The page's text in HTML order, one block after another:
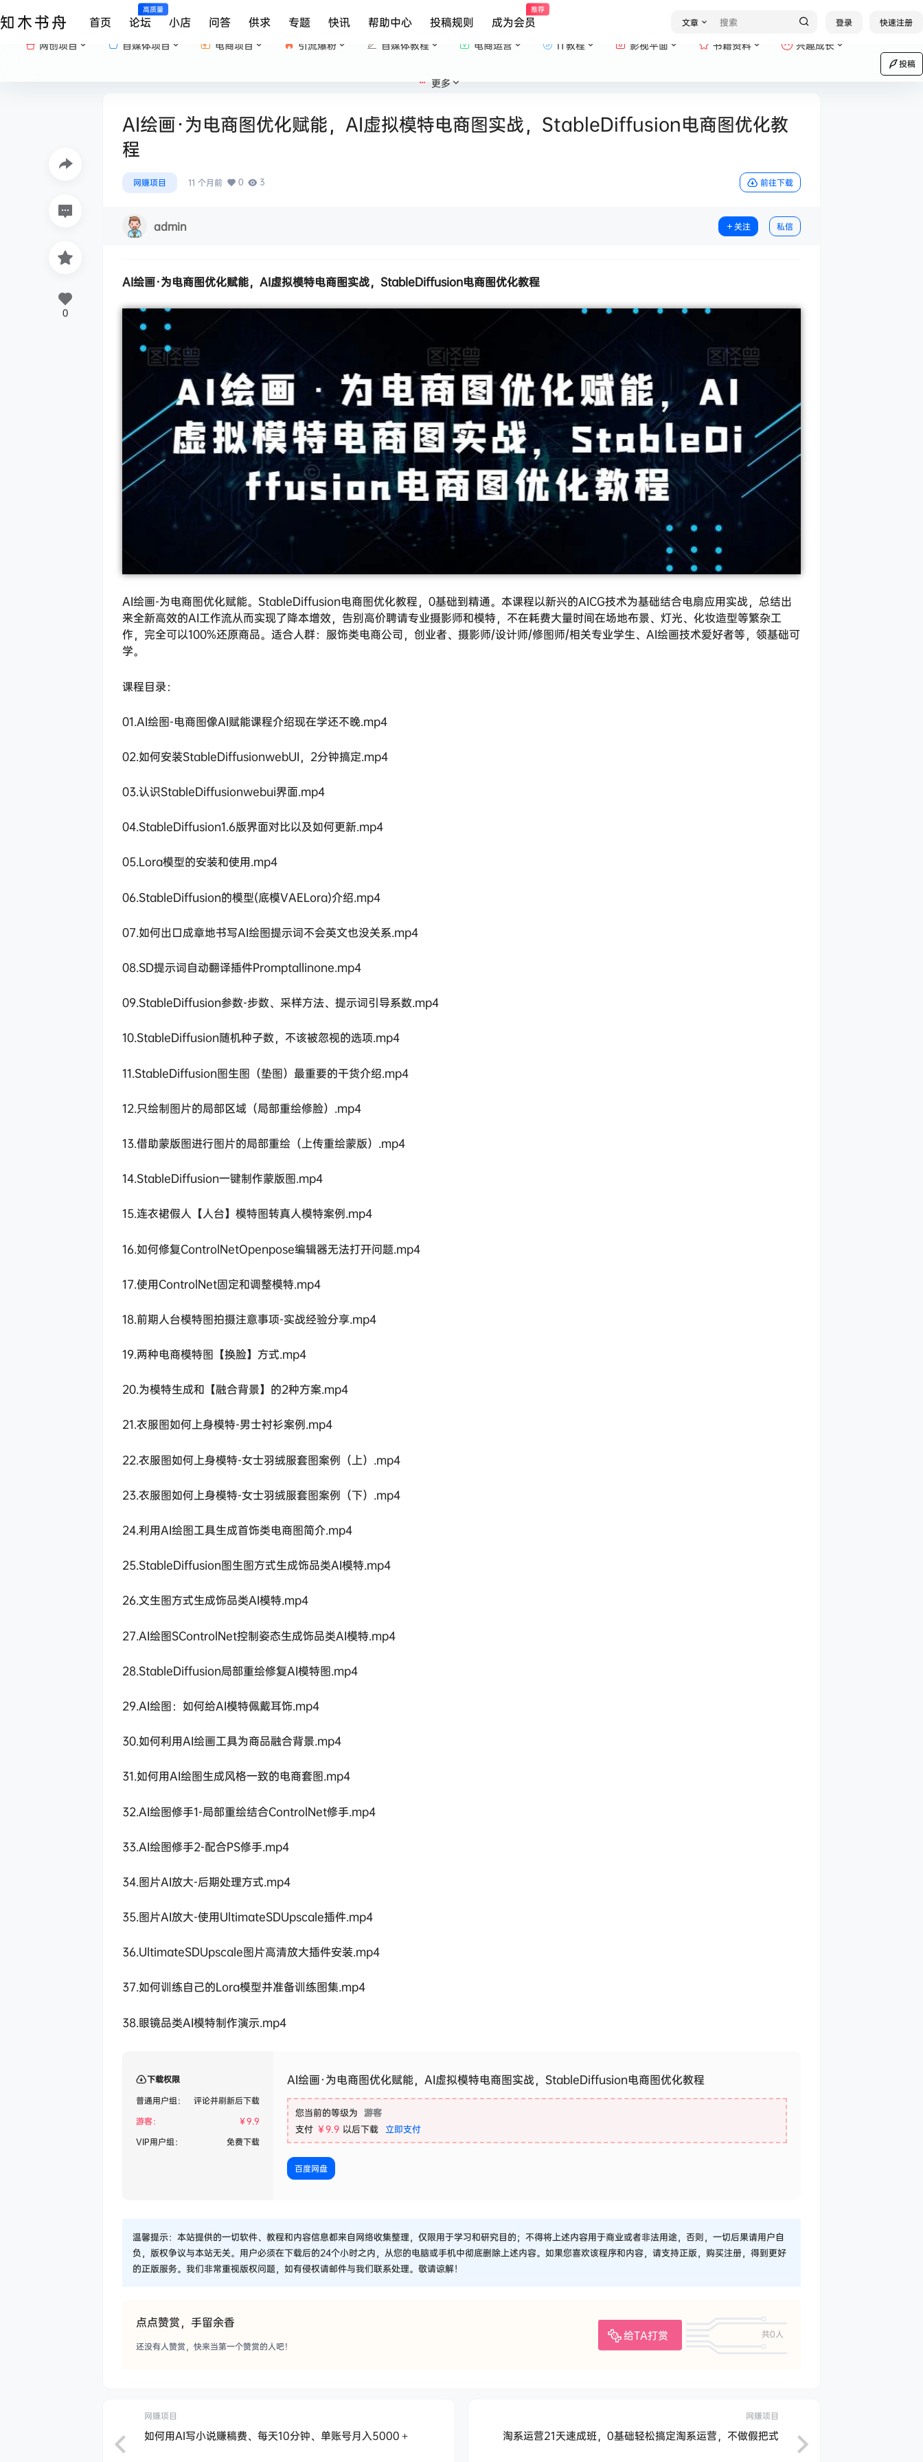
知木书舟 首页
高质量
论坛 小店 问答 供求 专题 快讯 帮助中心 投稿规则
推荐
成为会员 文章 登录 快速注册
网创项目 自媒体项目 电商项目 引流爆粉 自媒体教程 电商运营 IT教程 影视平面 书籍资料 兴趣成长
更多
投稿
AI绘画·为电商图优化赋能，AI虚拟模特电商图实战，StableDiffusion电商图优化教
程
网赚项目 11 个月前 0 3 前往下载
admin 关注 私信
AI绘画·为电商图优化赋能，AI虚拟模特电商图实战，StableDiffusion电商图优化教程
AI绘画-为电商图优化赋能。StableDiffusion电商图优化教程，0基础到精通。本课程以新兴的AICG技术为基础结合电扇应用实战，总结出
来全新高效的AI工作流从而实现了降本增效，告别高价聘请专业摄影师和模特，不在耗费大量时间在场地布景、灯光、化妆造型等繁杂工
作，完全可以100%还原商品。适合人群：服饰类电商公司，创业者、摄影师/设计师/修图师/相关专业学生、AI绘画技术爱好者等，领基础可
学。
课程目录：
01.AI绘图-电商图像AI赋能课程介绍现在学还不晚.mp4
02.如何安装StableDiffusionwebUI，2分钟搞定.mp4
03.认识StableDiffusionwebui界面.mp4
04.StableDiffusion1.6版界面对比以及如何更新.mp4
05.Lora模型的安装和使用.mp4
06.StableDiffusion的模型(底模VAELora)介绍.mp4
07.如何出口成章地书写AI绘图提示词不会英文也没关系.mp4
08.SD提示词自动翻译插件Promptallinone.mp4
09.StableDiffusion参数-步数、采样方法、提示词引导系数.mp4
10.StableDiffusion随机种子数，不该被忽视的选项.mp4
11.StableDiffusion图生图（垫图）最重要的干货介绍.mp4
12.只绘制图片的局部区域（局部重绘修脸）.mp4
13.借助蒙版图进行图片的局部重绘（上传重绘蒙版）.mp4
14.StableDiffusion一键制作蒙版图.mp4
15.连衣裙假人【人台】模特图转真人模特案例.mp4
16.如何修复ControlNetOpenpose编辑器无法打开问题.mp4
17.使用ControlNet固定和调整模特.mp4
18.前期人台模特图拍摄注意事项-实战经验分享.mp4
19.两种电商模特图【换脸】方式.mp4
20.为模特生成和【融合背景】的2种方案.mp4
21.衣服图如何上身模特-男士衬衫案例.mp4
22.衣服图如何上身模特-女士羽绒服套图案例（上）.mp4
23.衣服图如何上身模特-女士羽绒服套图案例（下）.mp4
24.利用AI绘图工具生成首饰类电商图简介.mp4
25.StableDiffusion图生图方式生成饰品类AI模特.mp4
26.文生图方式生成饰品类AI模特.mp4
27.AI绘图SControlNet控制姿态生成饰品类AI模特.mp4
28.StableDiffusion局部重绘修复AI模特图.mp4
29.AI绘图：如何给AI模特佩戴耳饰.mp4
30.如何利用AI绘画工具为商品融合背景.mp4
31.如何用AI绘图生成风格一致的电商套图.mp4
32.AI绘图修手1-局部重绘结合ControlNet修手.mp4
33.AI绘图修手2-配合PS修手.mp4
34.图片AI放大-后期处理方式.mp4
35.图片AI放大-使用UltimateSDUpscale插件.mp4
36.UltimateSDUpscale图片高清放大插件安装.mp4
37.如何训练自己的Lora模型并准备训练图集.mp4
38.眼镜品类AI模特制作演示.mp4
下载权限
普通用户组：
评论并刷新后下载
游客：
￥9.9
VIP用户组：
免费下载
AI绘画·为电商图优化赋能，AI虚拟模特电商图实战，StableDiffusion电商图优化教程
您当前的等级为 游客
支付 ￥9.9 以后下载 立即支付
百度网盘
温馨提示：本站提供的一切软件、教程和内容信息都来自网络收集整理，仅限用于学习和研究目的；不得将上述内容用于商业或者非法用途，否则，一切后果请用户自
负，版权争议与本站无关。用户必须在下载后的24个小时之内，从您的电脑或手机中彻底删除上述内容。如果您喜欢该程序和内容，请支持正版，购买注册，得到更好
的正版服务。我们非常重视版权问题，如有侵权请邮件与我们联系处理。敬请谅解！
点点赞赏，手留余香
给TA打赏
共0人
还没有人赞赏，快来当第一个赞赏的人吧！
0
网赚项目
如何用AI写小说赚稿费、每天10分钟、单账号月入5000＋
网赚项目
淘系运营21天速成班，0基础轻松搞定淘系运营，不做假把式